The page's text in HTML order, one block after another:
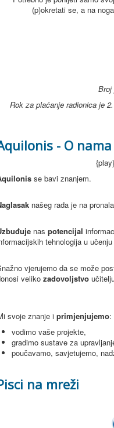
(p)okretati se, a na
Broj
Rok za plaćanje radionica je
- O nama
se bavi znanjem.
našeg rada je na
nas potencijal
tehnologija u
vjerujemo da se može
veliko zadovoljstvo
svoje znanje i primjenjujemo:
vodimo vaše projekte,
gradimo sustave za
poučavamo, savjetujemo,
na mreži